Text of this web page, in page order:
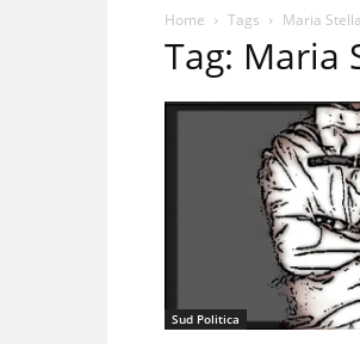
Home Tags Maria
Tag: Maria
Sud Politica